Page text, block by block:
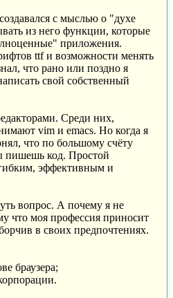
с мыслью о "духе
из него функции, которые
приложения.
ttf и возможности менять
что рано или поздно я
свой собственный
Среди них,
vim и emacs. Но когда я
что по большому счёту
пишешь код. Простой
эффективным и
вопрос. А почему я не
что моя профессия приносит
в своих предпочтениях.
браузера;